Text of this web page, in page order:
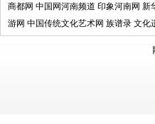
商都网 中国网河南频道 印象河南网 新
游网 中国传统文化艺术网 族谱录 文化